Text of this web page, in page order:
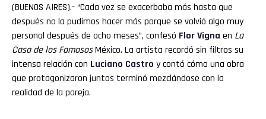
(BUENOS AIRES).- “Cada vez se exacerbaba más hasta que
después no la pudimos hacer más porque se volvió algo muy
personal después de ocho meses”, confesó Flor Vigna en La
Casa de los FamososMéxico. La artista recordó sin filtros su
intensa relación con Luciano Castro y contó cómo una obra
que protagonizaron juntos terminó mezclándose con la
realidad de la pareja.